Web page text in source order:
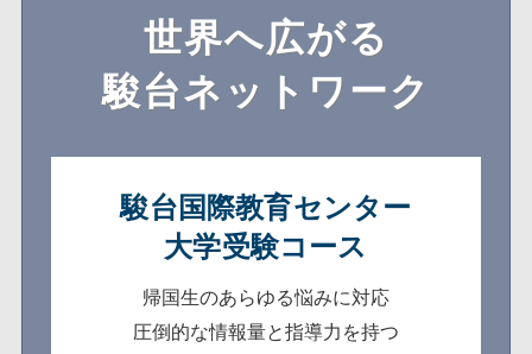
世界へ広がる
駿台ネットワーク
駿台国際教育センター
大学受験コース
帰国生のあらゆる悩みに対応
圧倒的な情報量と指導力を持つ